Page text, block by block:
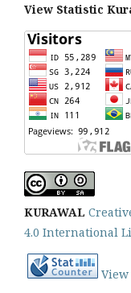
View Statistic
KURAWAL
4.0 International